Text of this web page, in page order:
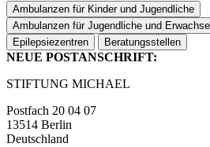
Ambulanzen für Kinder und Jugendliche
Ambulanzen für Jugendliche und
Epilepsiezentren
Beratungsstellen
NEUE POSTANSCHRIFT:
STIFTUNG MICHAEL
Postfach 20 04 07
13514 Berlin
Deutschland